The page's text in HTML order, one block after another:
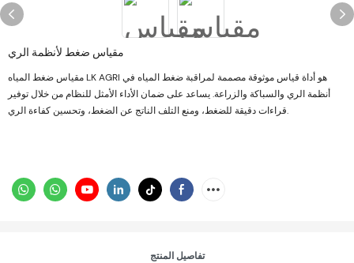
مقياس ضغط لأنظمة الري
مقياس ضغط المياه LK AGRI هو أداة قياس موثوقة مصممة لمراقبة ضغط المياه في
أنظمة الري والسباكة والزراعة. يساعد على ضمان الأداء الأمثل للنظام من خلال توفير
قراءات دقيقة للضغط، ومنع التلف الناتج عن الضغط، وتحسين كفاءة الري.
تفاصيل المنتج